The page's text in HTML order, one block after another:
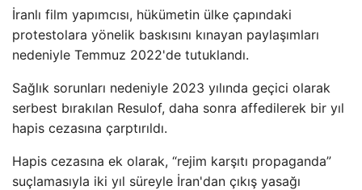
İranlı film yapımcısı, hükümetin ülke çapındaki
protestolara yönelik baskısını kınayan paylaşımları
nedeniyle Temmuz 2022'de tutuklandı.
Sağlık sorunları nedeniyle 2023 yılında geçici olarak
serbest bırakılan Resulof, daha sonra affedilerek bir yıl
hapis cezasına çarptırıldı.
Hapis cezasına ek olarak, “rejim karşıtı propaganda”
suçlamasıyla iki yıl süreyle İran'dan çıkış yasağı